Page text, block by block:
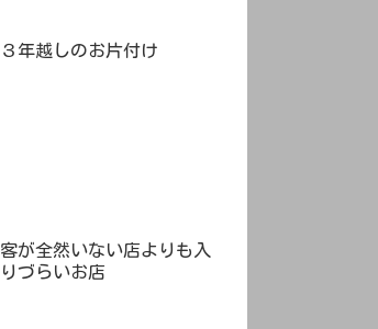
３年越しのお片付け
客が全然いない店よりも入
りづらいお店